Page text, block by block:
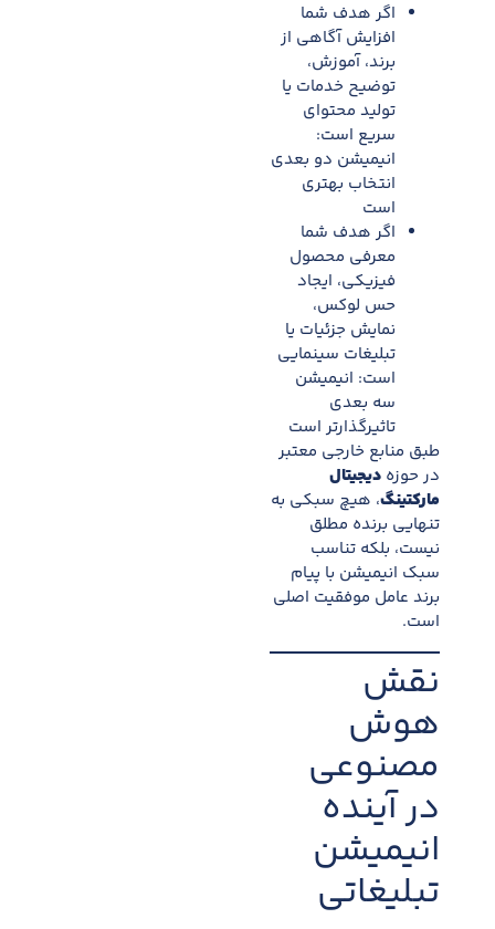
اگر هدف شما
افزایش آگاهی از
برند، آموزش،
توضیح خدمات یا
تولید محتوای
سریع است:
انیمیشن دو بعدی
انتخاب بهتری
است
اگر هدف شما
معرفی محصول
فیزیکی، ایجاد
حس لوکس،
نمایش جزئیات یا
تبلیغات سینمایی
است: انیمیشن
سه بعدی
تاثیرگذارتر است
طبق منابع خارجی معتبر
در حوزه دیجیتال
مارکتینگ، هیچ سبکی به
تنهایی برنده مطلق
نیست، بلکه تناسب
سبک انیمیشن با پیام
برند عامل موفقیت اصلی
است.
نقش
هوش
مصنوعی
در آینده
انیمیشن
تبلیغاتی